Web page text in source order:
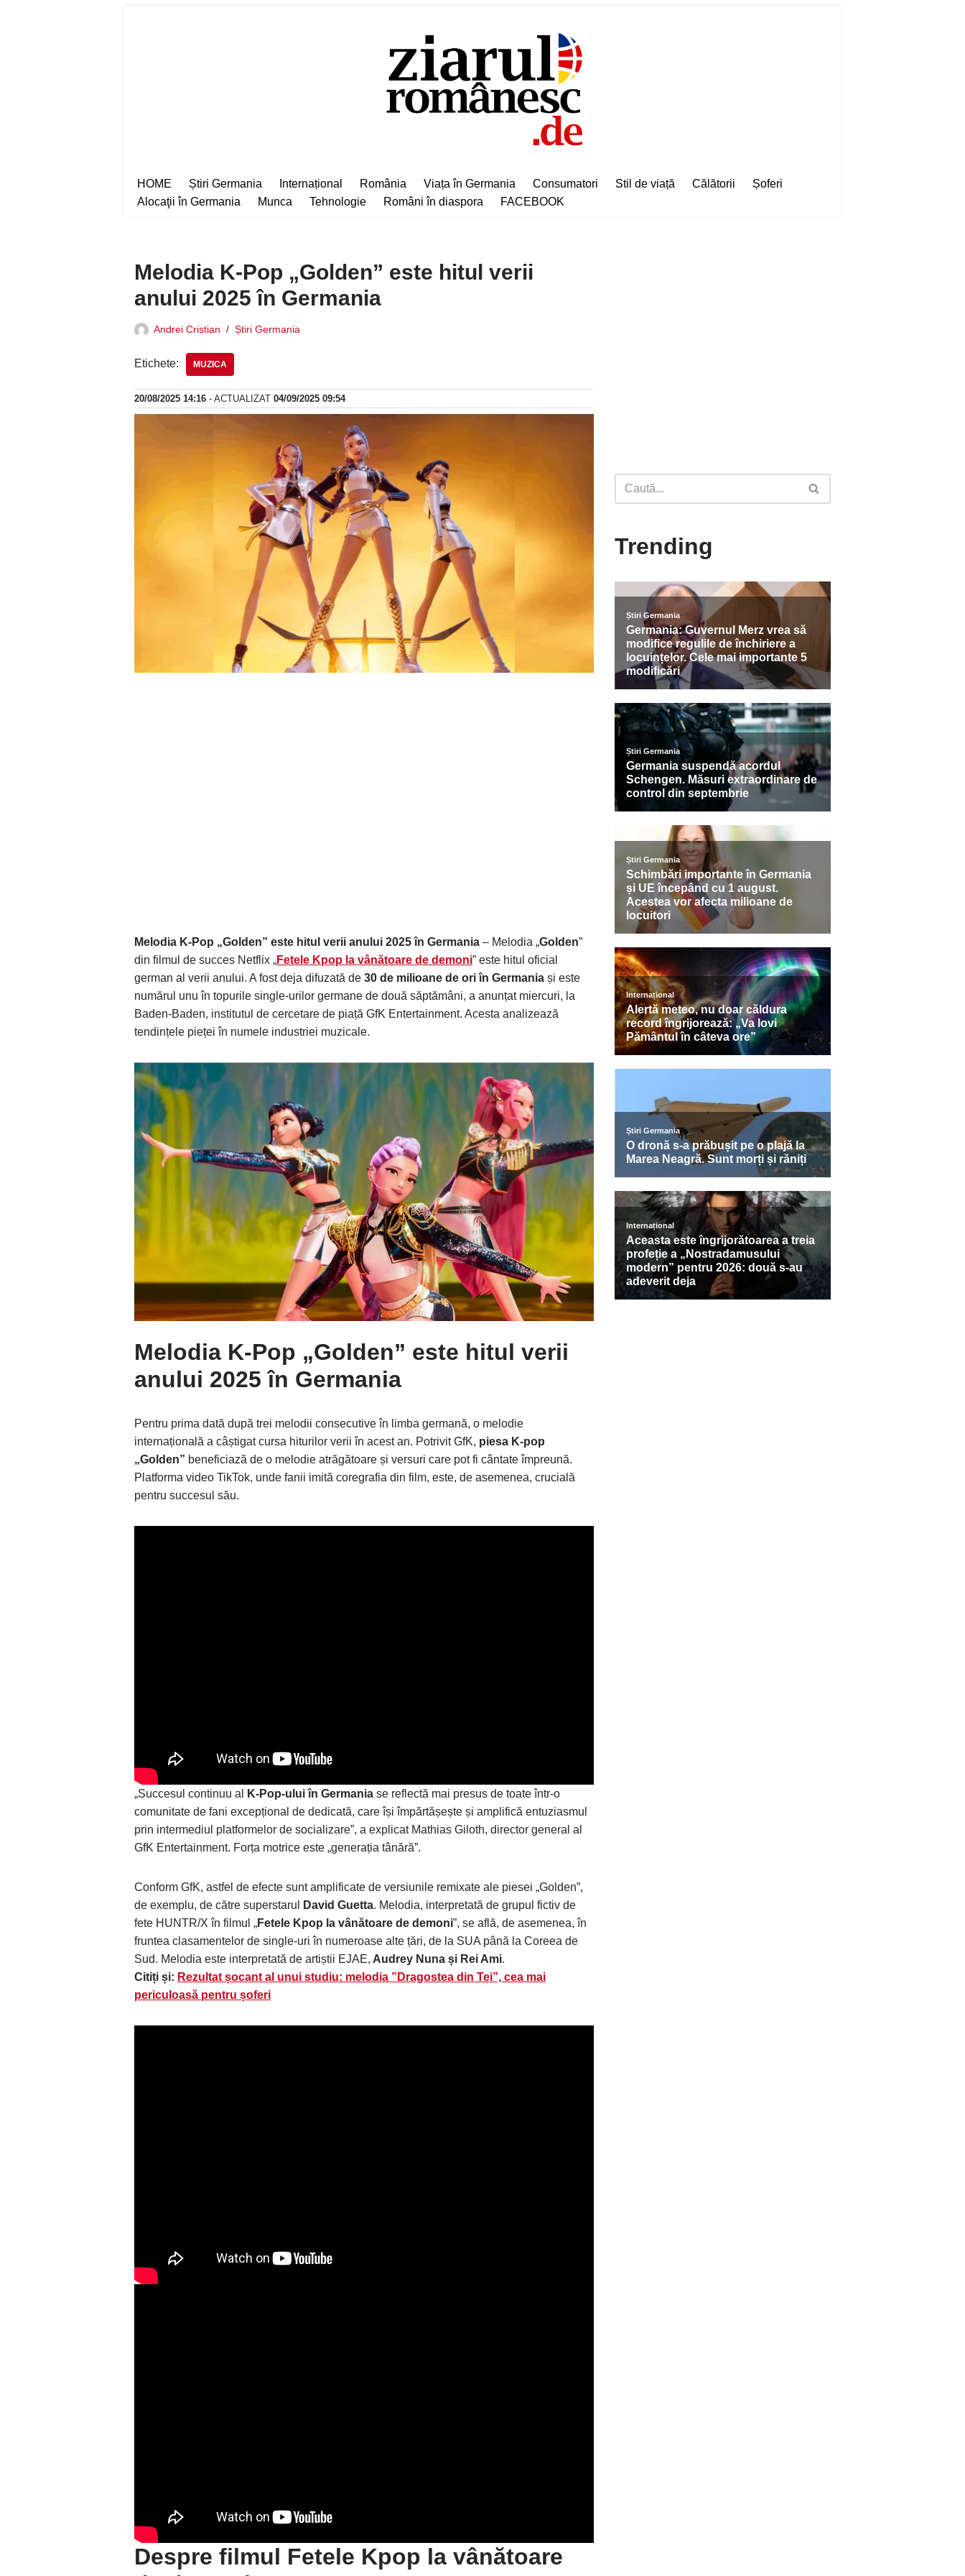
HOME Știri Germania Internațional România Viața în Germania Consumatori Stil de viață Călătorii
Șoferi
Alocaţii în Germania
Munca Tehnologie Români în diaspora FACEBOOK
Melodia K-Pop „Golden” este hitul verii
anului 2025 în Germania
Andrei Cristian Știri Germania
Etichete: MUZICA
20/08/2025 14:16 - ACTUALIZAT 04/09/2025 09:54
Melodia K-Pop „Golden” este hitul verii anului 2025 în Germania – Melodia „Golden”
din filmul de succes Netflix „Fetele Kpop la vânătoare de demoni” este hitul oficial
german al verii anului. A fost deja difuzată de 30 de milioane de ori în Germania și este
numărul unu în topurile single-urilor germane de două săptămâni, a anunțat miercuri, la
Baden-Baden, institutul de cercetare de piață GfK Entertainment. Acesta analizează
tendințele pieței în numele industriei muzicale.
Melodia K-Pop „Golden” este hitul verii
anului 2025 în Germania
Pentru prima dată după trei melodii consecutive în limba germană, o melodie
internațională a câștigat cursa hiturilor verii în acest an. Potrivit GfK, piesa K-pop
„Golden” beneficiază de o melodie atrăgătoare și versuri care pot fi cântate împreună.
Platforma video TikTok, unde fanii imită coregrafia din film, este, de asemenea, crucială
pentru succesul său.
„Succesul continuu al K-Pop-ului în Germania se reflectă mai presus de toate într-o
comunitate de fani excepțional de dedicată, care își împărtășește și amplifică entuziasmul
prin intermediul platformelor de socializare”, a explicat Mathias Giloth, director general al
GfK Entertainment. Forța motrice este „generația tânără”.
Conform GfK, astfel de efecte sunt amplificate de versiunile remixate ale piesei „Golden”,
de exemplu, de către superstarul
David Guetta. Melodia, interpretată de grupul fictiv de
fete HUNTR/X în filmul „Fetele Kpop la vânătoare de demoni”, se află, de asemenea, în
fruntea clasamentelor de single-uri în numeroase alte țări, de la SUA până la Coreea de
Sud. Melodia este interpretată de artiștii EJAE, Audrey Nuna și Rei Ami.
Citiți și: Rezultat șocant al unui studiu: melodia ”Dragostea din Tei”, cea mai
periculoasă pentru șoferi
Despre filmul Fetele Kpop la vânătoare
Trending